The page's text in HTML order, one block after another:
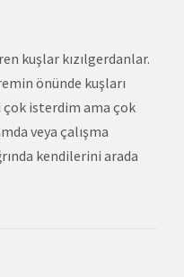
kuşlar kızılgerdanlar.
önünde kuşları
isterdim ama çok
veya çalışma
kendilerini arada